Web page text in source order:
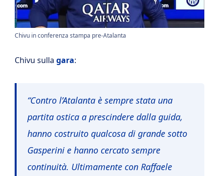
Chivu in conferenza stampa pre-Atalanta
Chivu sulla gara:
“Contro l’Atalanta è sempre stata una
partita ostica a prescindere dalla guida,
hanno costruito qualcosa di grande sotto
Gasperini e hanno cercato sempre
continuità. Ultimamente con Raffaele